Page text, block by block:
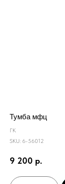
Тумба мфц
ГК
SKU: 6-56012
9 200 р.